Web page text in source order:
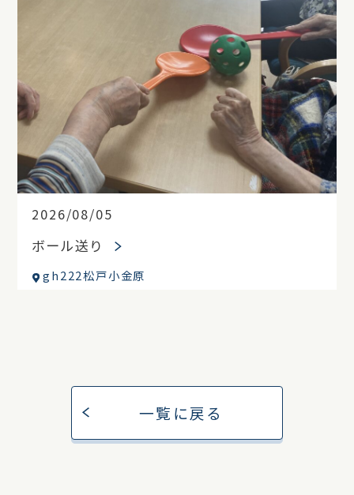
2026/08/05
ボール送り
gh222松戸小金原
一覧に戻る